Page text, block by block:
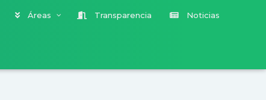
Áreas Transparencia Noticias